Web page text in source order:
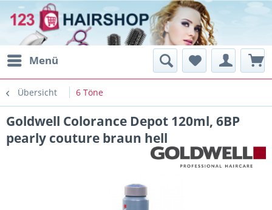
Menü
Übersicht 6 Töne
Goldwell Colorance Depot 120ml, 6BP
pearly couture braun hell